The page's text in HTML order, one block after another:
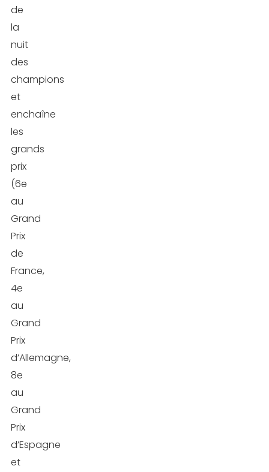
de
la
nuit
des
champions
et
enchaîne
les
grands
prix
(6e
au
Grand
Prix
de
France,
4e
au
Grand
Prix
d’Allemagne,
8e
au
Grand
Prix
d’Espagne
et